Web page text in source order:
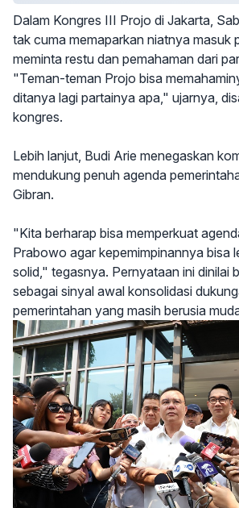
Dalam Kongres III Projo di Jakarta,
tak cuma memaparkan niatnya masuk
meminta restu dan pemahaman dari
"Teman-teman Projo bisa
ditanya lagi partainya apa," ujarnya,
kongres.
Lebih lanjut, Budi Arie menegaskan
mendukung penuh agenda
Gibran.
"Kita berharap bisa memperkuat
Prabowo agar kepemimpinannya bisa
solid," tegasnya. Pernyataan ini dinilai
sebagai sinyal awal konsolidasi
pemerintahan yang masih berusia